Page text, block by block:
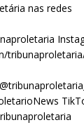
nas redes